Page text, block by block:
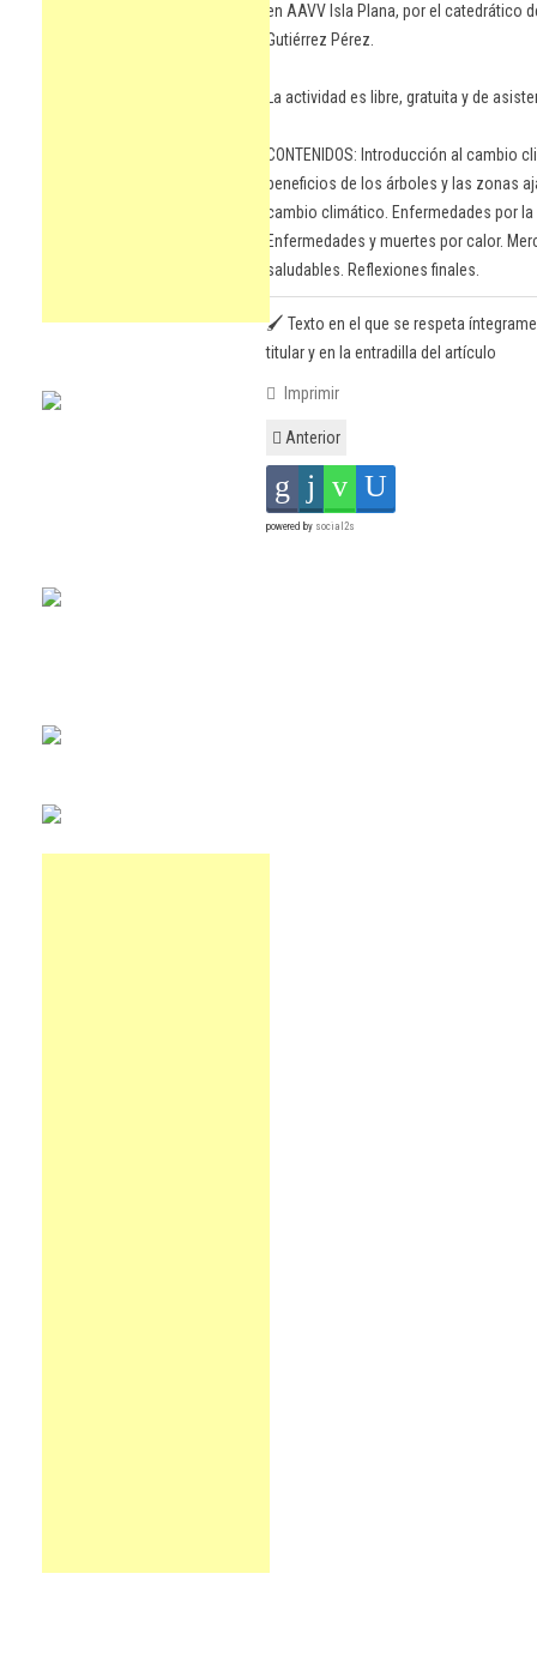
en AAVV Isla Plana, por el catedrático
Gutiérrez Pérez.
La actividad es libre, gratuita y de
CONTENIDOS: Introducción al cambio
beneficios de los árboles y las zonas
cambio climático. Enfermedades por
Enfermedades y muertes por calor.
saludables. Reflexiones finales.
🖌️ Texto en el que se respeta
titular y en la entradilla del artículo
Imprimir
Anterior
powered by social2s